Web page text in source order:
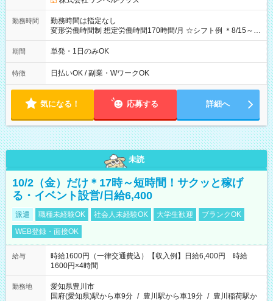
勤務時間
勤務時間は指定なし
変形労働時間制 想定労働時間170時間/月 ☆シフト例 ＊8/15～
10/26 全日共通 08：00～12：00 17：00～21：00 ＊8/31
～9/19のみ下記シフトもあります！ 12：00～16：00 ＊9/6～
00
期間 単発・1日のみOK
特徴 日払いOK / 副業・WワークOK
気になる！ 応募する 詳細へ
未読
10/2（金）だけ＊17時～短時間！サクッと稼げ
る・イベント設営/日給6,400
派遣 職種未経験OK 社会人未経験OK 大学生歓迎
ブランクOK
WEB登録・面接OK
給与
時給1600円（一律交通費込）【収入例】日給6,400円 時給
1600円×4時間
勤務地
愛知県豊川市
国府(愛知県)駅から車9分 / 豊川駅から車19分 / 豊川稲荷駅か